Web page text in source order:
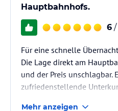
Hauptbahnhofs.
6 /
Für eine schnelle
Die Lage direkt am
und der Preis unschlagbar.
zufriedenstellende
Mehr anzeigen